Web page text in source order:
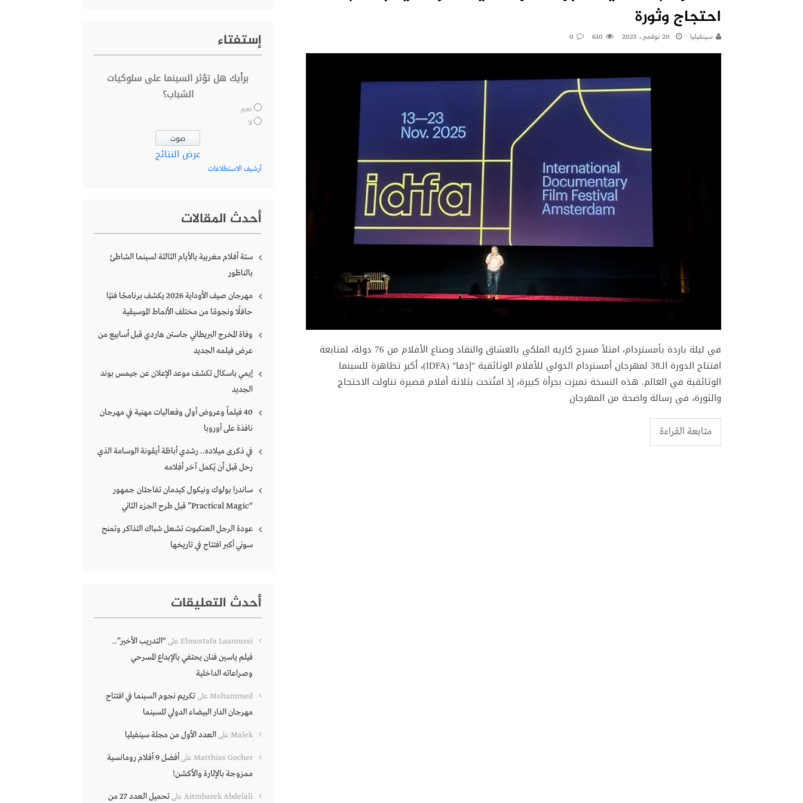
احتجاج وثورة
سينفيليا 20 نوفمبر، 2025 610
0
في ليلة باردة بأمستردام، امتلأ مسرح كاريه الملكي بالعشاق والنقاد وصناع الأفلام من 76 دولة، لمتابعة
افتتاح الدورة الـ38 لمهرجان أمستردام الدولي للأفلام الوثائقية "إدفا" (IDFA)، أكبر تظاهرة للسينما
الوثائقية في العالم. هذه النسخة تميزت بجرأة كبيرة، إذ افتُتحت بثلاثة أفلام قصيرة تناولت الاحتجاج
والثورة، في رسالة واضحة من المهرجان
متابعة القراءة
إستفتاء
برأيك هل تؤثر السينما على سلوكيات
الشباب؟
نعم
لا
عرض النتائج
أرشيف الاستطلاعات
أحدث المقالات
ستة أفلام مغربية بالأيام الثالثة لسينما الشاطئ
بالناظور
مهرجان صيف الأوداية 2026 يكشف برنامجًا فنيًا
حافلًا ونجومًا من مختلف الأنماط الموسيقية
وفاة المخرج البريطاني جاستن هاردي قبل أسابيع من
عرض فيلمه الجديد
إيمي باسكال تكشف موعد الإعلان عن جيمس بوند
الجديد
40 فيلماً وعروض أولى وفعاليات مهنية في مهرجان
نافذة على أوروبا
في ذكرى ميلاده.. رشدي أباظة أيقونة الوسامة الذي
رحل قبل أن يُكمل آخر أفلامه
ساندرا بولوك ونيكول كيدمان تفاجئان جمهور
“Practical Magic” قبل طرح الجزء الثاني
عودة الرجل العنكبوت تشعل شباك التذاكر وتمنح
سوني أكبر افتتاح في تاريخها
أحدث التعليقات
Elmostafa Laaroussi على“التدريب الأخير”..
فيلم ياسين فنان يحتفي بالإبداع المسرحي
وصراعاته الداخلية
Mohammed علىتكريم نجوم السينما في افتتاح
مهرجان الدار البيضاء الدولي للسينما
Malek علىالعدد الأول من مجلة سينفيليا
Matthias Gocher على
أفضل 9 أفلام رومانسية
ممزوجة بالإثارة والأكشن!
Aitmbarek Abdelali على
تحميل العدد 27 من